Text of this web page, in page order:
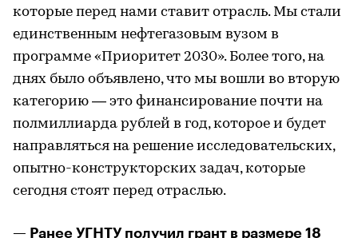
которые перед нами ставит отрасль. Мы стали
единственным нефтегазовым вузом в
программе «Приоритет 2030». Более того, на
днях было объявлено, что мы вошли во вторую
категорию — это финансирование почти на
полмиллиарда рублей в год, которое и будет
направляться на решение исследовательских,
опытно-конструкторских задач, которые
сегодня стоят перед отраслью.
— Ранее УГНТУ получил грант в размере 18